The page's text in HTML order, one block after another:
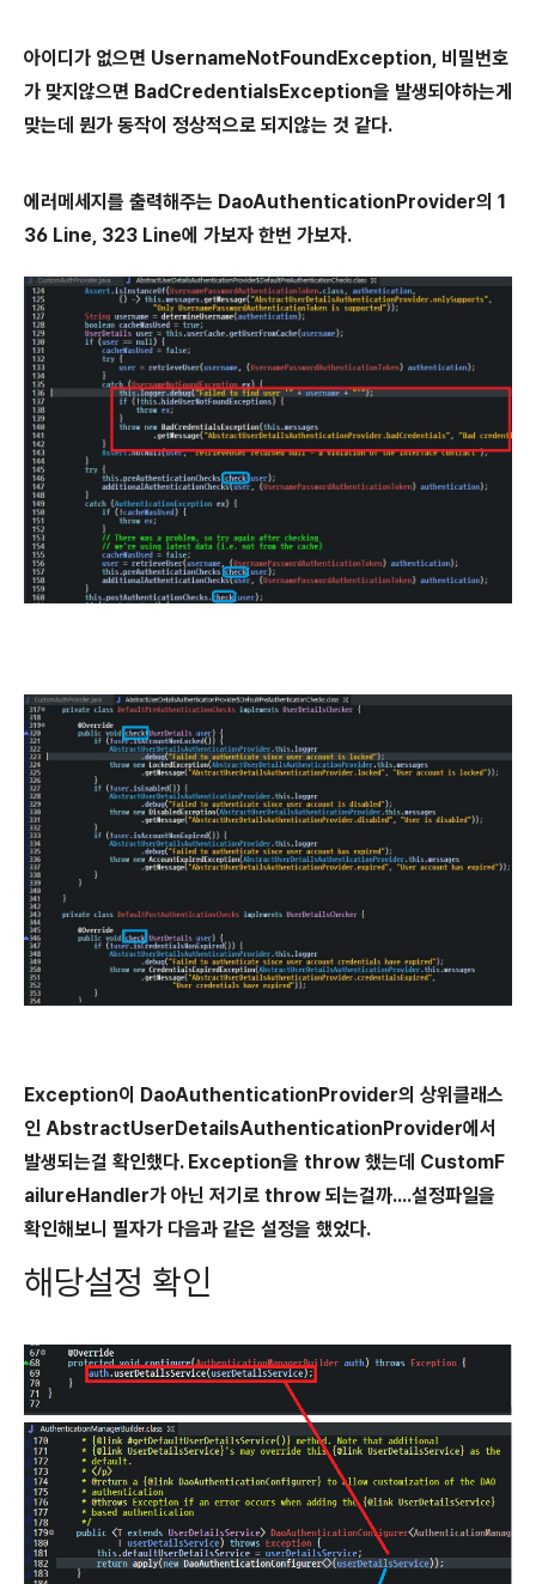
아이디가 없으면 UsernameNotFoundException, 비밀번호
가 맞지않으면 BadCredentialsException을 발생되야하는게
맞는데 뭔가 동작이 정상적으로 되지않는 것 같다.
에러메세지를 출력해주는 DaoAuthenticationProvider의 1
36 Line, 323 Line에 가보자 한번 가보자.
Exception이 DaoAuthenticationProvider의 상위클래스
인 AbstractUserDetailsAuthenticationProvider에서
발생되는걸 확인했다. Exception을 throw 했는데 CustomF
ailureHandler가 아닌 저기로 throw 되는걸까....설정파일을
확인해보니 필자가 다음과 같은 설정을 했었다.
해당설정 확인